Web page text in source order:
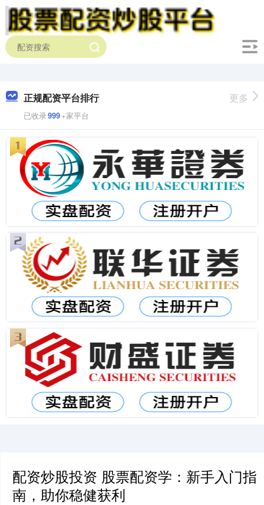
正规配资平台排行
已收录999+家平台
更多
配资炒股投资 股票配资学：新手入门指
南，助你稳健获利